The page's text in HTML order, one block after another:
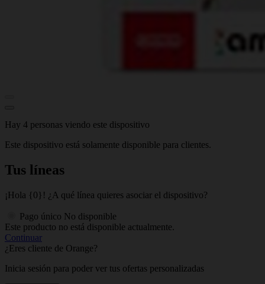
Hay 4 personas viendo este dispositivo
Este dispositivo está solamente disponible para clientes.
Tus líneas
¡Hola {0}! ¿A qué línea quieres asociar el dispositivo?
Pago único No disponible
Este producto no está disponible actualmente.
Continuar
¿Eres cliente de Orange?
Inicia sesión para poder ver tus ofertas personalizadas